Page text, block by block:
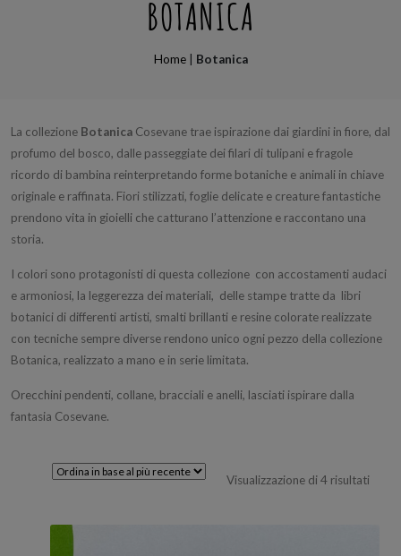
BOTANICA
Home| Botanica
La collezione Botanica Cosevane trae ispirazione dai giardini in fiore, dal
profumo del bosco, dalle passeggiate dei filari di tulipani e fragole
ricordo di bambina reinterpretando forme botaniche e animali in chiave
originale e raffinata. Fiori stilizzati, foglie delicate e creature fantastiche
prendono vita in gioielli che catturano l’attenzione e raccontano una
storia.
I colori sono protagonisti di questa collezione con accostamenti audaci
e armoniosi, la leggerezza dei materiali, delle stampe tratte da libri
botanici di differenti artisti, smalti brillanti e resine colorate realizzate
con tecniche sempre diverse rendono unico ogni pezzo della collezione
Botanica, realizzato a mano e in serie limitata.
Orecchini pendenti, collane, bracciali e anelli, lasciati ispirare dalla
fantasia Cosevane.
Visualizzazione di 4 risultati